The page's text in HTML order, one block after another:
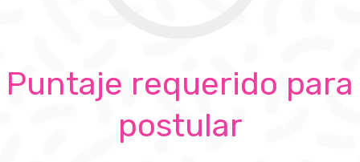
Puntaje requerido para
postular